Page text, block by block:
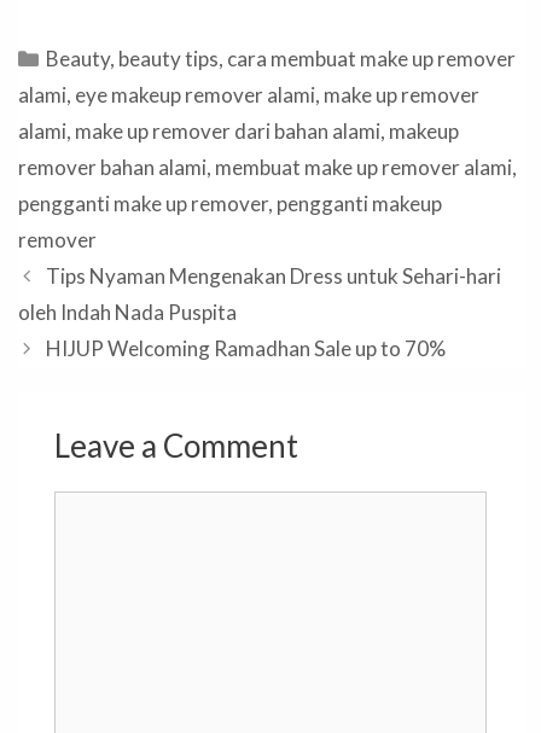
Categories
Beauty, beauty tips, cara membuat make up remover
alami, eye makeup remover alami, make up remover
alami, make up remover dari bahan alami, makeup
remover bahan alami, membuat make up remover alami,
pengganti make up remover, pengganti makeup
remover
Tips Nyaman Mengenakan Dress untuk Sehari-hari
oleh Indah Nada Puspita
HIJUP Welcoming Ramadhan Sale up to 70%
Leave a Comment